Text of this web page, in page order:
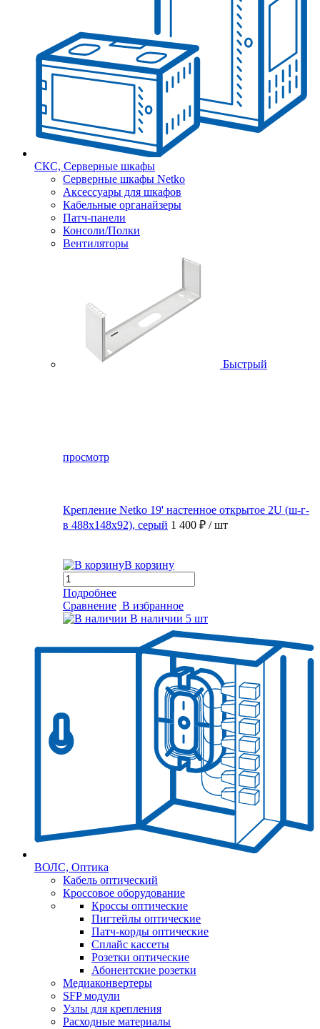
СКС, Серверные шкафы
Серверные шкафы Netko
Аксессуары для шкафов
Кабельные органайзеры
Патч-панели
Консоли/Полки
Вентиляторы
Быстрый
просмотр
Крепление Netko 19' настенное открытое 2U (ш-г-
в 488х148х92), серый 1 400 ₽ / шт
В корзину
Подробнее
Сравнение В избранное
В наличии 5 шт
ВОЛС, Оптика
Кабель оптический
Кроссовое оборудование
Кроссы оптические
Пигтейлы оптические
Патч-корды оптические
Сплайс кассеты
Розетки оптические
Абонентские розетки
Медиаконвертеры
SFP модули
Узлы для крепления
Расходные материалы